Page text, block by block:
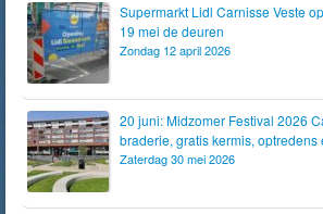
Supermarkt Lidl Carnisse Veste
19 mei de deuren
Zondag 12 april 2026
20 juni: Midzomer Festival 2026
braderie, gratis kermis,
Zaterdag 30 mei 2026